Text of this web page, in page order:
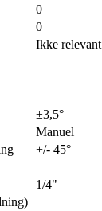
0
0
Ikke relevant
±3,5°
Manuel
+/- 45°
1/4"